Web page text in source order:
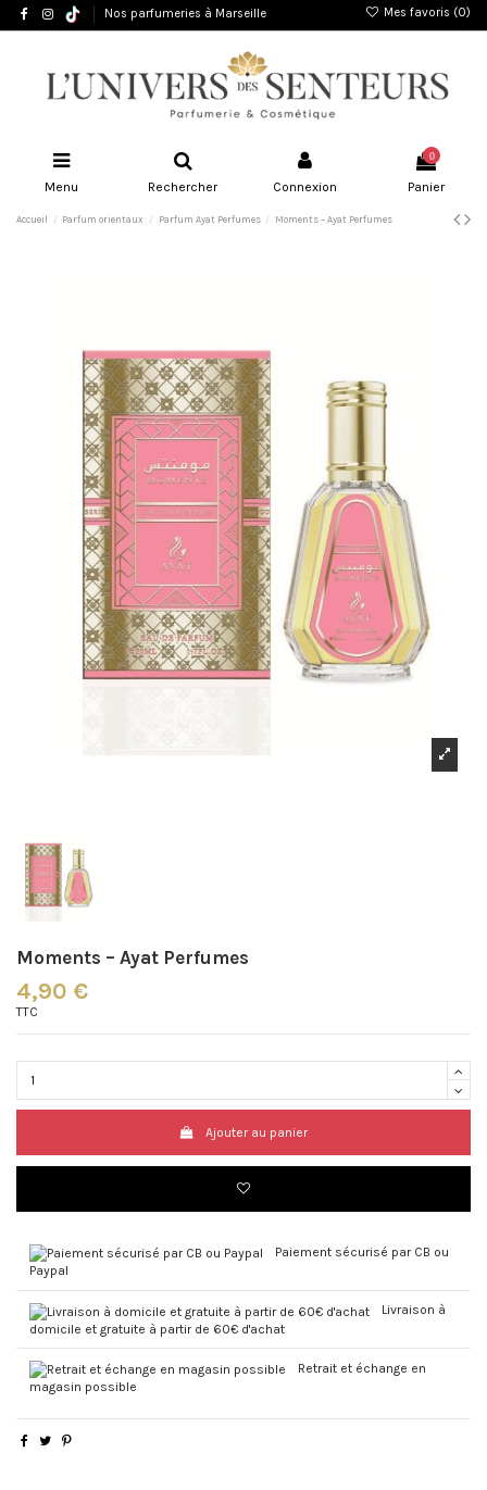
Nos parfumeries à Marseille Mes favoris (0)
Menu Rechercher Connexion
0
Panier
Accueil Parfum orientaux Parfum Ayat Perfumes Moments – Ayat Perfumes
Moments – Ayat Perfumes
4,90 €
TTC
Ajouter au panier
Paiement sécurisé par CB ou
Paypal
Livraison à
domicile et gratuite à partir de 60€ d'achat
Retrait et échange en
magasin possible